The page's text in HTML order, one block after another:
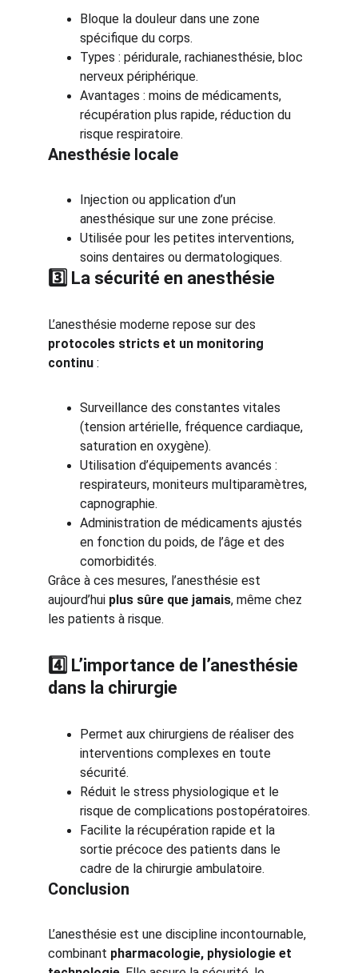
Bloque la douleur dans une zone
spécifique du corps.
Types : péridurale, rachianesthésie, bloc
nerveux périphérique.
Avantages : moins de médicaments,
récupération plus rapide, réduction du
risque respiratoire.
Anesthésie locale
Injection ou application d’un
anesthésique sur une zone précise.
Utilisée pour les petites interventions,
soins dentaires ou dermatologiques.
3️⃣ La sécurité en anesthésie
L’anesthésie moderne repose sur des
protocoles stricts et un monitoring
continu :
Surveillance des constantes vitales
(tension artérielle, fréquence cardiaque,
saturation en oxygène).
Utilisation d’équipements avancés :
respirateurs, moniteurs multiparamètres,
capnographie.
Administration de médicaments ajustés
en fonction du poids, de l’âge et des
comorbidités.
Grâce à ces mesures, l’anesthésie est
aujourd’hui plus sûre que jamais, même chez
les patients à risque.
4️⃣ L’importance de l’anesthésie
dans la chirurgie
Permet aux chirurgiens de réaliser des
interventions complexes en toute
sécurité.
Réduit le stress physiologique et le
risque de complications postopératoires.
Facilite la récupération rapide et la
sortie précoce des patients dans le
cadre de la chirurgie ambulatoire.
Conclusion
L’anesthésie est une discipline incontournable,
combinant pharmacologie, physiologie et